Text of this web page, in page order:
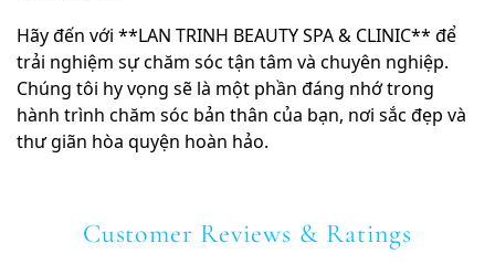
Hãy đến với **LAN TRINH BEAUTY SPA & CLINIC** để
trải nghiệm sự chăm sóc tận tâm và chuyên nghiệp.
Chúng tôi hy vọng sẽ là một phần đáng nhớ trong
hành trình chăm sóc bản thân của bạn, nơi sắc đẹp và
thư giãn hòa quyện hoàn hảo.
Customer Reviews & Ratings